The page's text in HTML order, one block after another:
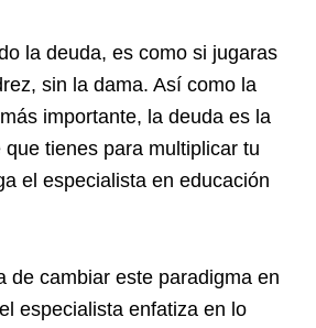
la deuda, es como si jugaras
sin la dama. Así como la
importante, la deuda es la
tienes para multiplicar tu
el especialista en educación
de cambiar este paradigma en
especialista enfatiza en lo